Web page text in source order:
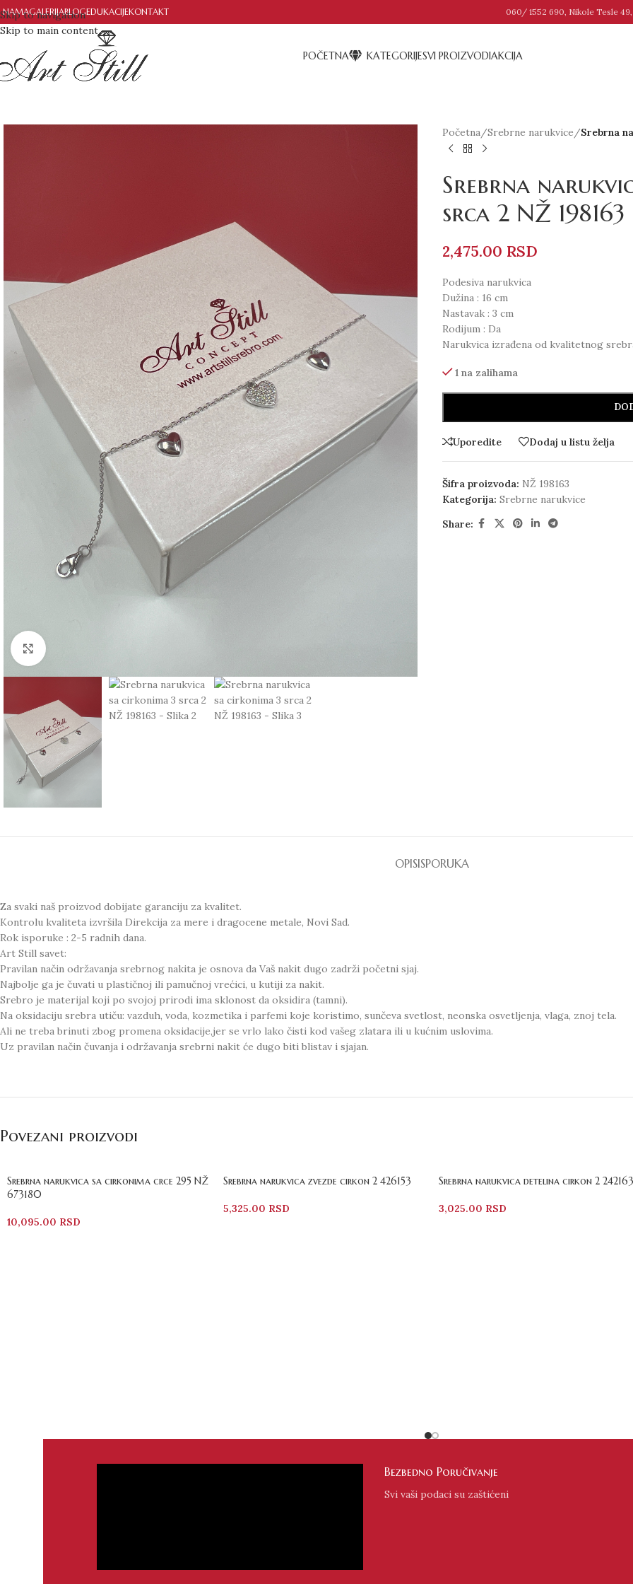
Skip to navigation
Skip to main content
NAMAGALERIJABLOGEDUKACIJEKONTAKT 060/ 1552 690, Nikole Tesle
POČETNA KATEGORIJESVI PROIZVODIAKCIJA
Početna/Srebrne narukvice/Srebrna
Srebrna
srca 2 NŽ 198163
2,475.00 RSD
Podesiva narukvica
Dužina : 16 cm
Nastavak : 3 cm
Rodijum : Da
Narukvica izrađena od kvalitetnog
1 na zalihama
Uporedite Dodaj u listu želja
Šifra proizvoda: NŽ 198163
Kategorija: Srebrne narukvice
Share:
OPISISPORUKA
Za svaki naš proizvod dobijate garanciju za kvalitet.
Kontrolu kvaliteta izvršila Direkcija za mere i dragocene metale, Novi Sad.
Rok isporuke : 2-5 radnih dana.
Art Still savet:
Pravilan način održavanja srebrnog nakita je osnova da Vaš nakit dugo zadrži početni sjaj.
Najbolje ga je čuvati u plastičnoj ili pamučnoj vrećici, u kutiji za nakit.
Srebro je materijal koji po svojoj prirodi ima sklonost da oksidira (tamni).
Na oksidaciju srebra utiču: vazduh, voda, kozmetika i parfemi koje koristimo, sunčeva svetlost, neonska osvetljenja, vlaga, znoj tela.
Ali ne treba brinuti zbog promena oksidacije,jer se vrlo lako čisti kod vašeg zlatara ili u kućnim uslovima.
Uz pravilan način čuvanja i održavanja srebrni nakit će dugo biti blistav i sjajan.
Povezani proizvodi
Srebrna narukvica sa cirkonima crce 295 NŽ
673180
10,095.00 RSD
Srebrna narukvica zvezde cirkon 2 426153
5,325.00 RSD
Srebrna narukvica detelina cirkon 2 242163
3,025.00 RSD
Bezbedno Poručivanje
Svi vaši podaci su zaštićeni